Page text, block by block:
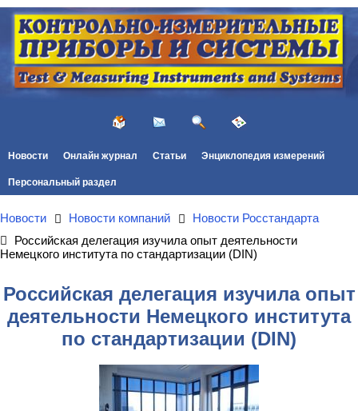
Новости Онлайн журнал Статьи Энциклопедия измерений
Персональный раздел
Новости Новости компаний
Новости Росстандарта
Российская делегация изучила опыт деятельности
Немецкого института по стандартизации (DIN)
Российская делегация изучила опыт
деятельности Немецкого института
по стандартизации (DIN)